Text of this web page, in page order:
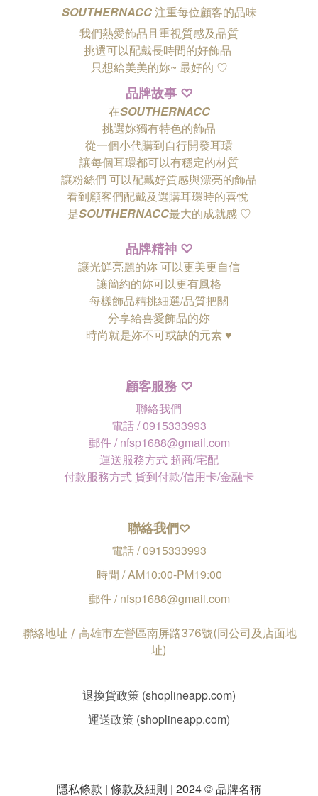
SOUTHERNACC注重每位顧客的品味
我們熱愛飾品且重視質感及品質
挑選可以配戴長時間的好飾品
只想給美美的妳~ 最好的 ♡
品牌故事 ♡
在SOUTHERNACC
挑選妳獨有特色的飾品
從一個小代購到自行開發耳環
讓每個耳環都可以有穩定的材質
讓粉絲們 可以配戴好質感與漂亮的飾品
看到顧客們配戴及選購耳環時的喜悅
是SOUTHERNACC最大的成就感 ♡
品牌精神 ♡
讓光鮮亮麗的妳 可以更美更自信
讓簡約的妳可以更有風格
每樣飾品精挑細選/品質把關
分享給喜愛飾品的妳
時尚就是妳不可或缺的元素 ♥
顧客服務 ♡
聯絡我們
電話 / 0915333993
郵件 / nfsp1688@gmail.com
運送服務方式 超商/宅配
付款服務方式 貨到付款/信用卡/金融卡
聯絡我們♡
電話 / 0915333993
時間 / AM10:00-PM19:00
郵件 / nfsp1688@gmail.com
聯絡地址 / 高雄市左營區南屏路376號(同公司及店面地
址)
退換貨政策 (shoplineapp.com)
運送政策 (shoplineapp.com)
隱私條款 | 條款及細則 | 2024 © 品牌名稱